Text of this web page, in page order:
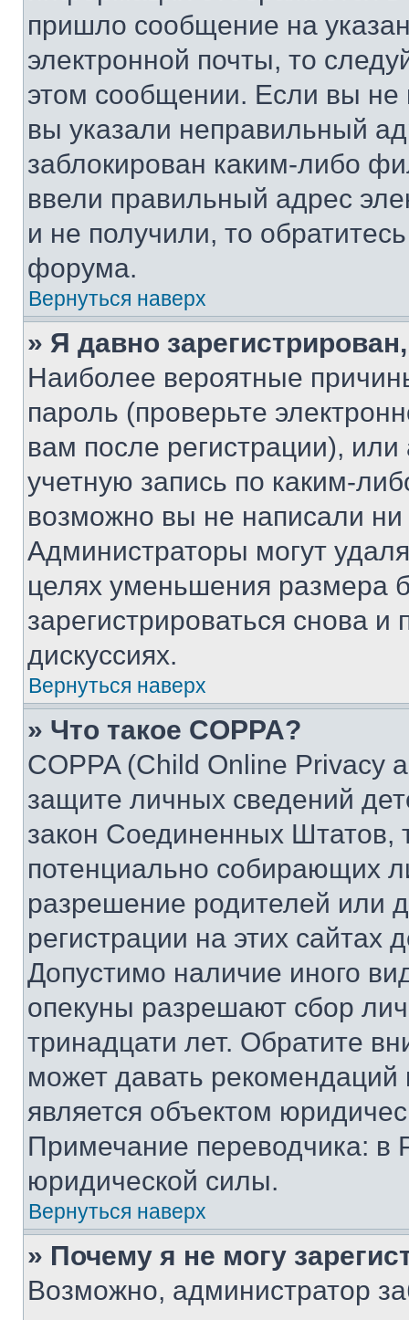
пришло сообщение на
электронной почты, то
этом сообщении. Если вы
вы указали неправильный
заблокирован каким-либо
ввели правильный адрес
и не получили, то
форума.
Вернуться наверх
» Я давно
Наиболее вероятные
пароль (проверьте
вам после регистрации),
учетную запись по каким-
возможно вы не написали
Администраторы могут
целях уменьшения размера
зарегистрироваться снова и
дискуссиях.
Вернуться наверх
» Что такое COPPA?
COPPA (Child Online Privacy
защите личных сведений
закон Соединенных Штатов,
потенциально собирающих
разрешение родителей или
регистрации на этих сайтах
Допустимо наличие иного
опекуны разрешают сбор
тринадцати лет. Обратите
может давать
является объектом
Примечание переводчика: в
юридической силы.
Вернуться наверх
» Почему я не могу
Возможно, администратор